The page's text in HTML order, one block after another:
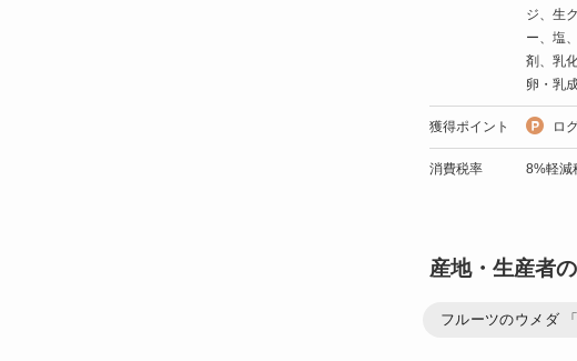
ジ、生
ー、塩
剤、乳
卵・乳
獲得ポイント ロ
消費税率 8%軽減
産地・生産者
フルーツのウメダ